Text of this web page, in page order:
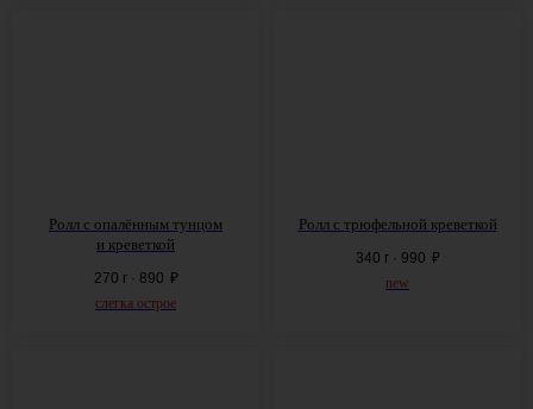
Ролл с опалённым тунцом
и креветкой
270 г · 890 ₽
слегка острое
Ролл с трюфельной креветкой
340 г · 990 ₽
new